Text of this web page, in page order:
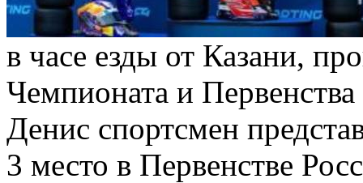
в часе езды от Казани,
Чемпионата и
Денис спортсмен
3 место в Первенстве